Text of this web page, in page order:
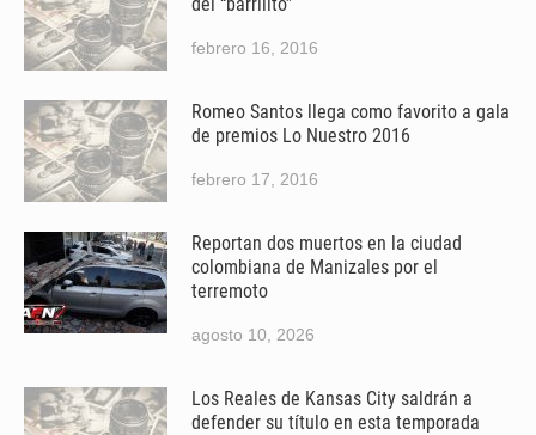
febrero 16, 2016
Romeo Santos llega como favorito a gala
de premios Lo Nuestro 2016
febrero 17, 2016
Reportan dos muertos en la ciudad
colombiana de Manizales por el
terremoto
agosto 10, 2026
Los Reales de Kansas City saldrán a
defender su título en esta temporada